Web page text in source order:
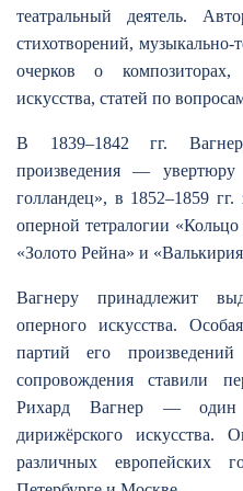
театральный деятель.
стихотворений, музыкально-
очерков о
искусства, статей по
В 1839–1842 гг.
произведения —
голландец», в 1852–1859
оперной тетралогии
«Золото Рейна» и
Вагнеру принадлежит
оперного искусства.
партий его
сопровождения ставили
Рихард Вагнер — один
дирижёрского искусства.
различных европейских